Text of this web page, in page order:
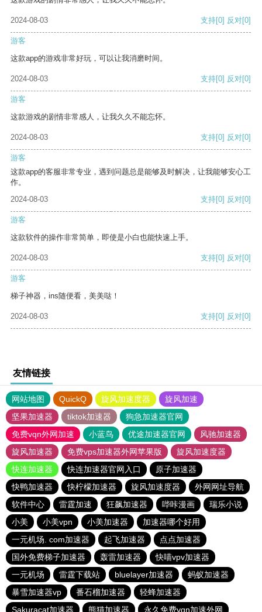
2024-08-03 支持[0] 反对[0]
游客
这款app的游戏非常好玩，可以让我消磨时间。
2024-08-03 支持[0] 反对[0]
游客
这款游戏的剧情非常感人，让我久久不能忘怀。
2024-08-03 支持[0] 反对[0]
游客
这款app的客服非常专业，遇到问题总是能够及时解决，让我能够安心工
作。
2024-08-03
支持[0] 反对[0]
游客
这款软件的操作非常简单，即使是小白也能快速上手。
2024-08-03 支持[0] 反对[0]
游客
梯子神器，ins随便看，美美哒！
2024-08-03 支持[0] 反对[0]
友情链接
网站地图 QuickQ 旋风加速度器
旋风加速
坚果加速器
tiktok加速器
狗急加速器官网
免费vqn外网加速
小蓝鸟 优途加速器官网
风驰加速器
旋风加速器
免费vps加速器外网苹果版
旋风加速度器
快连加速器
快连加速器官网入口
原子加速器
快鸭加速器
快柠檬加速器 旋风加速度器
外网网址导航
软件中心
雷霆加速 狂飙加速器 哔咔漫画
瑞乐小说
小美
小美vpn 小美加速器
加速器哪个好用
一元机场. com加速器
起飞加速器
点点加速器
国外免费梯子加速器
轰雷加速器
快喵vpv加速器
一元机场
雷霆下载站 bluelayer加速器
蚂蚁加速器
暴雪加速器vp
番石榴加速器
轻蜂加速器
Sakuracat加速器
熊猫加速器 永久免费vqn加速外网